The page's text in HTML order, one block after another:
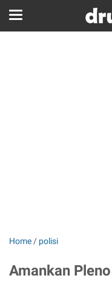
Home / polisi
Amankan